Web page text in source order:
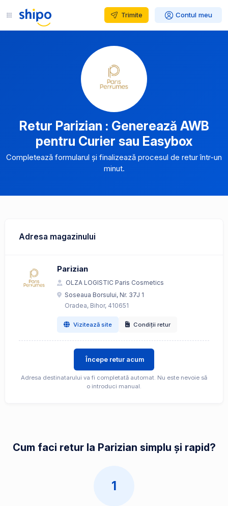
Trimite Contul meu
Retur Parizian : Generează AWB
pentru Curier sau Easybox
Completează formularul și finalizează procesul de retur într-un
minut.
Adresa magazinului
Parizian
OLZA LOGISTIC Paris Cosmetics
Soseaua Borsului, Nr. 37J 1
Oradea, Bihor, 410651
Vizitează site Condiții retur
Începe retur acum
Adresa destinatarului va fi completată automat. Nu este nevoie să
o introduci manual.
Cum faci retur la Parizian simplu și rapid?
1